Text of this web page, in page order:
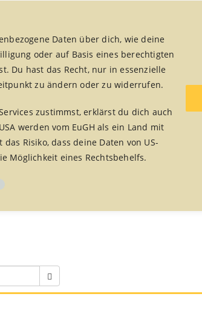
Daten über dich, wie deine
oder auf Basis eines berechtigten
Du hast das Recht, nur in essenzielle
zu ändern oder zu widerrufen.
zustimmst, erklärst du dich auch
werden vom EuGH als ein Land mit
Risiko, dass deine Daten von US-
Möglichkeit eines Rechtsbehelfs.